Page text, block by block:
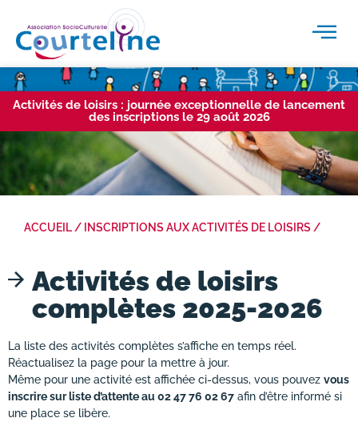
Activités de loisirs : journée exceptionnelle de lancement
des inscriptions le 29 août 2026
ACCUEIL / INSCRIPTIONS AUX ACTIVITÉS DE LOISIRS /
Activités de loisirs
complètes 2025-2026
La liste des activités complètes s’affiche en temps réel.
Réactualisez la page pour la mettre à jour.
Même pour une activité est affichée ci-dessus, vous pouvez vous
inscrire sur liste d’attente au 02 47 76 02 67 afin d’être informé si
une place se libère.